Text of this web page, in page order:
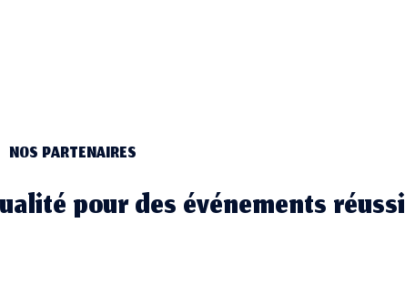
NOS PARTENAIRES
pour des événements